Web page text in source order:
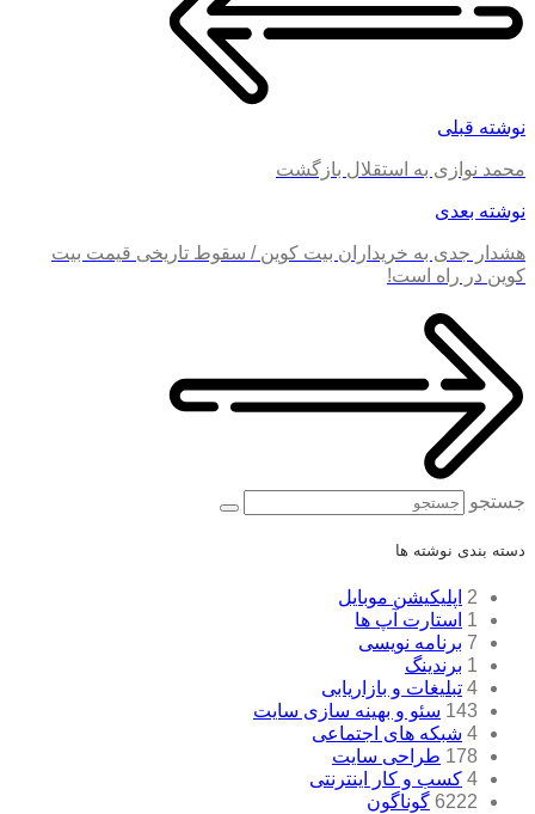
نوشته قبلی
محمد نوازی به استقلال بازگشت
نوشته بعدی
هشدار جدی به خریداران بیت کوین / سقوط تاریخی قیمت بیت
کوین در راه است!
جستجو
دسته بندی نوشته ها
2 اپلیکیشن موبایل
1 استارت آپ ها
7 برنامه نویسی
1 برندینگ
4 تبلیغات و بازاریابی
143 سئو و بهینه سازی سایت
4 شبکه های اجتماعی
178 طراحی سایت
4 کسب و کار اینترنتی
6222 گوناگون